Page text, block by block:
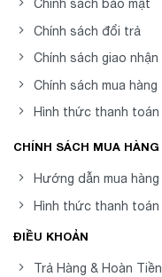
Chính sách bảo mật
Chính sách đổi trả
Chính sách giao nhận
Chính sách mua hàng
Hình thức thanh toán
CHÍNH SÁCH MUA HÀNG
Hướng dẫn mua hàng
Hình thức thanh toán
ĐIỀU KHOẢN
Trả Hàng & Hoàn Tiền